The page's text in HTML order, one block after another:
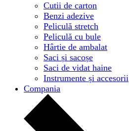
Cutii de carton
Benzi adezive
Peliculă stretch
Peliculă cu bule
Hârtie de ambalat
Saci și sacoșe
Saci de vidat haine
Instrumente și accesorii
Compania